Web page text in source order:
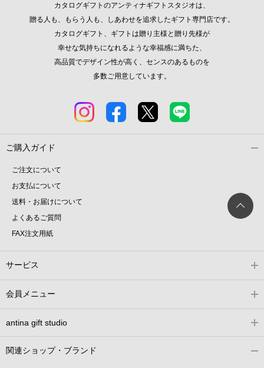
カタログギフトのアンティナギフトスタジオは、
贈る人も、もらう人も、しあわせを追求したギフト専門店です。
カタログギフト、ギフトは贈り主様と贈り先様が
幸せな気持ちになれるような幸福感に満ちた、
高品質でデザイン性が高く、センスのあるものを
多数ご用意しています。
ご購入ガイド
ご注文について
お支払について
送料・お届けについて
よくあるご質問
FAX注文用紙
サービス
会員メニュー
antina gift studio
関連ショップ・ブランド